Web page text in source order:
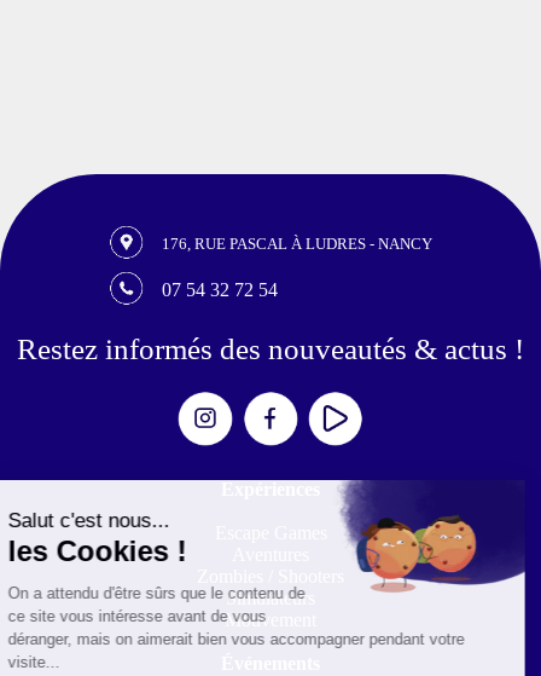
176, RUE PASCAL À LUDRES - NANCY
07 54 32 72 54
Restez informés des nouveautés & actus !
Simulateurs
Mouvement